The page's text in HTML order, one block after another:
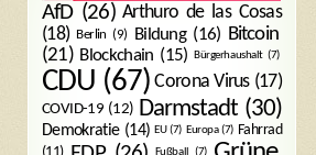
AfD(26) Arthuro de las Cosas
(18) Berlin (9) Bildung(16) Bitcoin
(21) Blockchain (15) Bürgerhaushalt (7)
CDU (67) Corona Virus(17)
COVID-19 (12) Darmstadt (30)
Demokratie(14) EU(7) Europa(7) Fahrrad